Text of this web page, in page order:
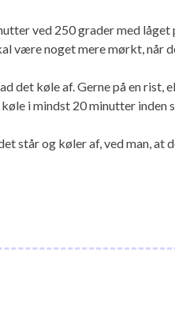
ved 250 grader med låget
være noget mere mørkt, når
det køle af. Gerne på en rist,
i mindst 20 minutter inden
står og køler af, ved man,